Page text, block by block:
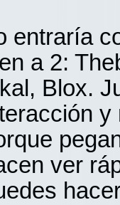
entraría
a 2:
Blox.
ver